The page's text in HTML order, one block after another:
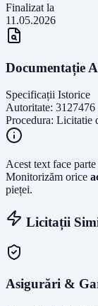
Finalizat la
11.05.2026
Documentație
Specificații Istorice
Autoritate:
Procedura: Licitatie
Acest text face
Monitorizăm orice
pieței.
Licitații
Asigurări &